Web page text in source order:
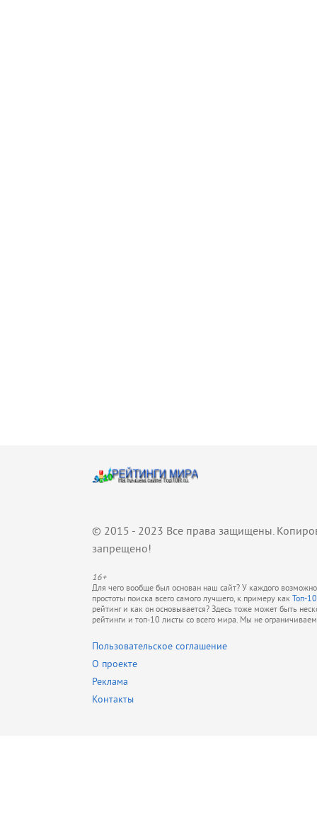
© 2015 - 2023 Все права защищены.
запрещено!
16+
Для чего вообще был основан наш сайт? У каждого
простоты поиска всего самого лучшего, к примеру как Топ-
рейтинг и как он основывается? Здесь тоже может быть
рейтинги и топ-10 листы со всего мира. Мы не
Пользовательское соглашение
О проекте
Реклама
Контакты